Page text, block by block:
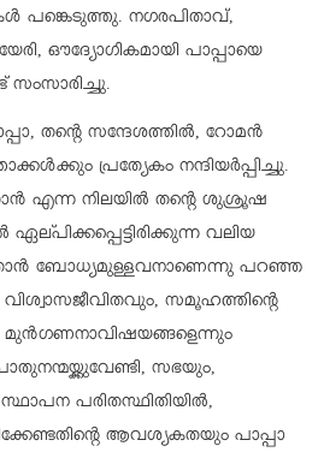
പങ്കെടുത്തു. നഗരപിതാവ്,
ഔദ്യോഗികമായി പാപ്പായെ
തന്റെ സന്ദേശത്തില്‍, റോമന്‍
പ്രത്യേകം നന്ദിയര്‍പ്പിച്ചു.
എന്ന നിലയില്‍ തന്റെ ശുശ്രൂഷ
വലിയ
താന്‍ ബോധ്യമുള്ളവനാണെന്നു പറഞ്ഞ
സമൂഹത്തിന്റെ
സഭയും,
പരിതസ്ഥിതിയില്‍,
ആവശ്യകതയും പാപ്പാ